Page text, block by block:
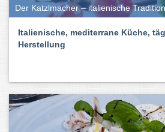
Der Katzlmacher – italienische Tradition
Italienische, mediterrane Küche,
Herstellung